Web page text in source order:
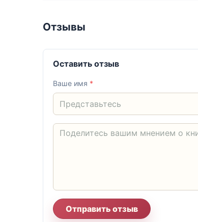
Отзывы
Оставить отзыв
Ваше имя *
Отправить отзыв